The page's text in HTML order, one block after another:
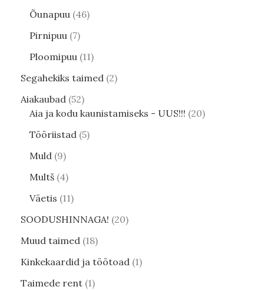
Õunapuu 46
Pirnipuu 7
Ploomipuu 11
Segahekiks taimed 2
Aiakaubad 52
Aia ja kodu kaunistamiseks - UUS!!! 20
Tööriistad 5
Muld 9
Multš 4
Väetis 11
SOODUSHINNAGA! 20
Muud taimed 18
Kinkekaardid ja töötoad 1
Taimede rent 1